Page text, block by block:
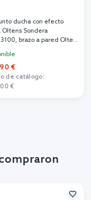
ducha con efecto
Oltens Sondera
brazo a pared Oltens
€
de catálogo:
€